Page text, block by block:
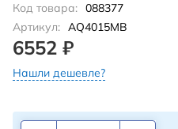
Код товара: 088377
Артикул: AQ4015MB
6552 ₽
Нашли дешевле?